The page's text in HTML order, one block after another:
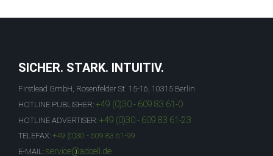
SICHER. STARK. INTUITIV.
Firstlead GmbH, Rosenfelder St. 15-16, 10315 Berlin
HOTLINE PUBLISHER: +49 (0)30 - 609 83 61-0
HOTLINE ADVERTISER: +49 (0)30 - 609 83 61-23
TELEFAX: +49 (0)30 - 609 83 61-99
E-MAIL: service@adcell.de